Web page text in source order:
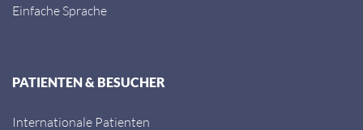
Einfache Sprache
PATIENTEN & BESUCHER
Internationale Patienten